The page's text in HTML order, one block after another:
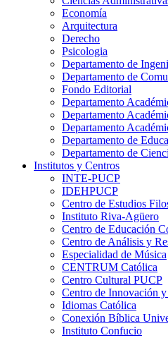
Economía
Arquitectura
Derecho
Psicologia
Departamento de
Departamento de
Fondo Editorial
Departamento
Departamento
Departamento
Departamento de
Departamento de
Institutos y Centros
INTE-PUCP
IDEHPUCP
Centro de Estudios
Instituto Riva-Agüero
Centro de Educación
Centro de Análisis y
Especialidad de Música
CENTRUM Católica
Centro Cultural PUCP
Centro de Innovación
Idiomas Católica
Conexión Bíblica
Instituto Confucio